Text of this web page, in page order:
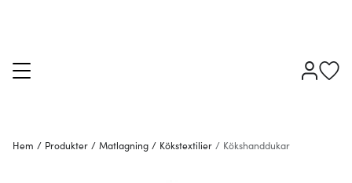
Hem / Produkter / Matlagning / Kökstextilier / Kökshanddukar